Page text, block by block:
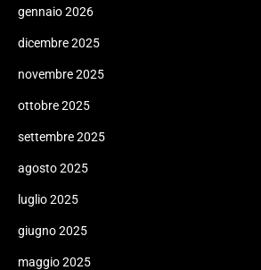
gennaio 2026
dicembre 2025
novembre 2025
ottobre 2025
settembre 2025
agosto 2025
luglio 2025
giugno 2025
maggio 2025